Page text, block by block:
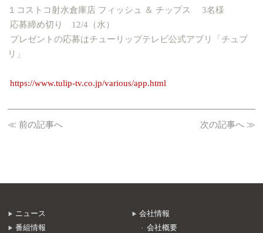
１コストコ射水倉庫店 フィッシュ ＆ チップス 3名様
応募締め切り 12/4（水）
プレゼントの応募はチューリップテレビ公式アプリ「チュプ
リ」
https://www.tulip-tv.co.jp/various/app.html
≪ 前の記事へ 次の記事へ ≫
ニュース
番組情報
会社情報
会社概要